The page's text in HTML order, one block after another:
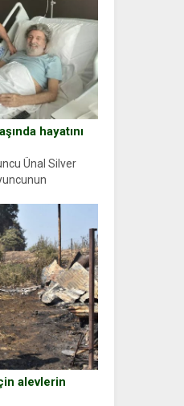
hayatını
Ünal Silver
Oyuncumuz ve
alevlerin